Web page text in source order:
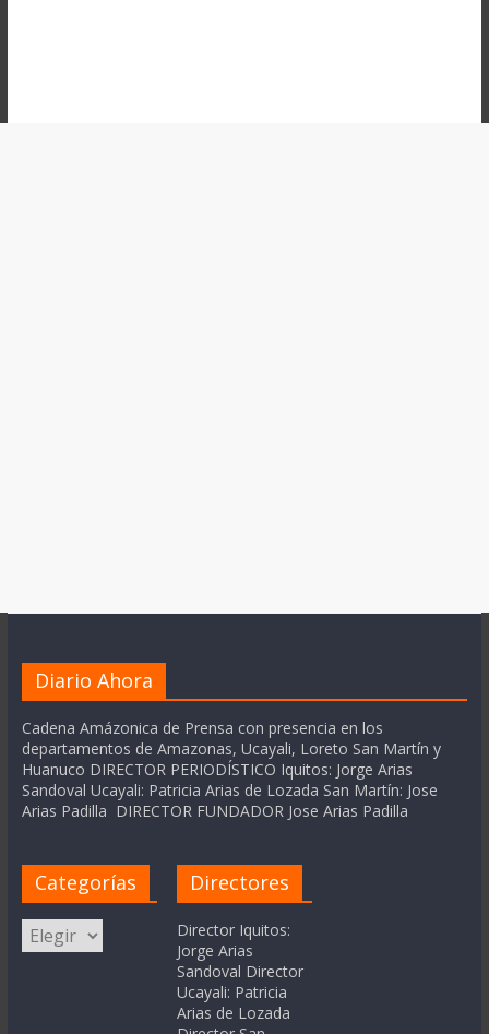
Diario Ahora
Cadena Amázonica de Prensa con presencia en los
departamentos de Amazonas, Ucayali, Loreto San Martín y
Huanuco DIRECTOR PERIODÍSTICO Iquitos: Jorge Arias
Sandoval Ucayali: Patricia Arias de Lozada San Martín: Jose
Arias Padilla DIRECTOR FUNDADOR Jose Arias Padilla
Categorías
Categorías
Directores
Director Iquitos:
Jorge Arias
Sandoval Director
Ucayali: Patricia
Arias de Lozada